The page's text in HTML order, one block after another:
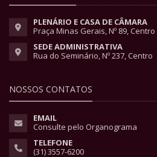
PLENÁRIO E CASA DE CÂMARA
Praça Minas Gerais, Nº 89, Centro
SEDE ADMINISTRATIVA
Rua do Seminário, Nº 237, Centro
NOSSOS CONTATOS
EMAIL
Consulte pelo Organograma
TELEFONE
(31) 3557-6200